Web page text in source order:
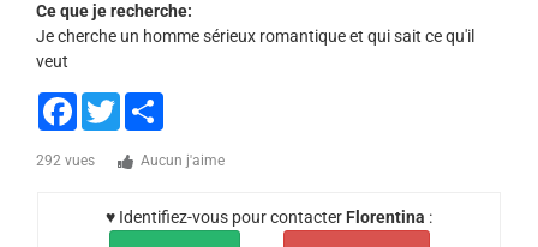
Ce que je recherche:
Je cherche un homme sérieux romantique et qui sait ce qu'il
veut
Facebook
Twitter
292 vues Aucun j'aime
♥ Identifiez-vous pour contacter Florentina :